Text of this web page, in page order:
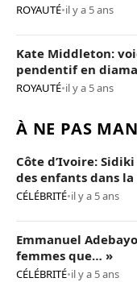
ROYAUTÉ•il y a 5 ans
Kate Middleton:
pendentif en
ROYAUTÉ•il y a 5 ans
À NE PAS
Côte d’Ivoire:
des enfants dans
CÉLÉBRITÉ•il y a 5 ans
Emmanuel
femmes que… »
CÉLÉBRITÉ•il y a 5 ans